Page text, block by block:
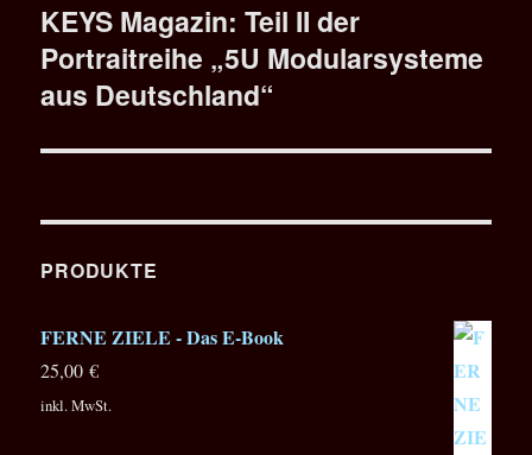
Nächster
Beitrag:
KEYS Magazin: Teil II der
Portraitreihe „5U Modularsysteme
aus Deutschland“
PRODUKTE
FERNE ZIELE - Das E-Book
25,00€
inkl. MwSt.